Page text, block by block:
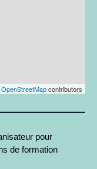
contributors
pour
de formation